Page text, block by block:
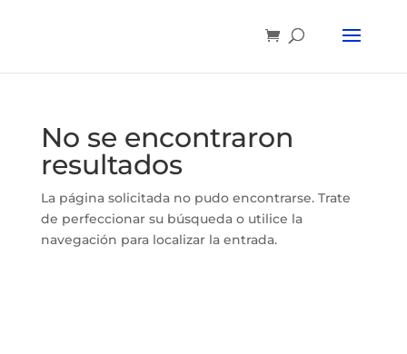
No se encontraron
resultados
La página solicitada no pudo encontrarse. Trate
de perfeccionar su búsqueda o utilice la
navegación para localizar la entrada.